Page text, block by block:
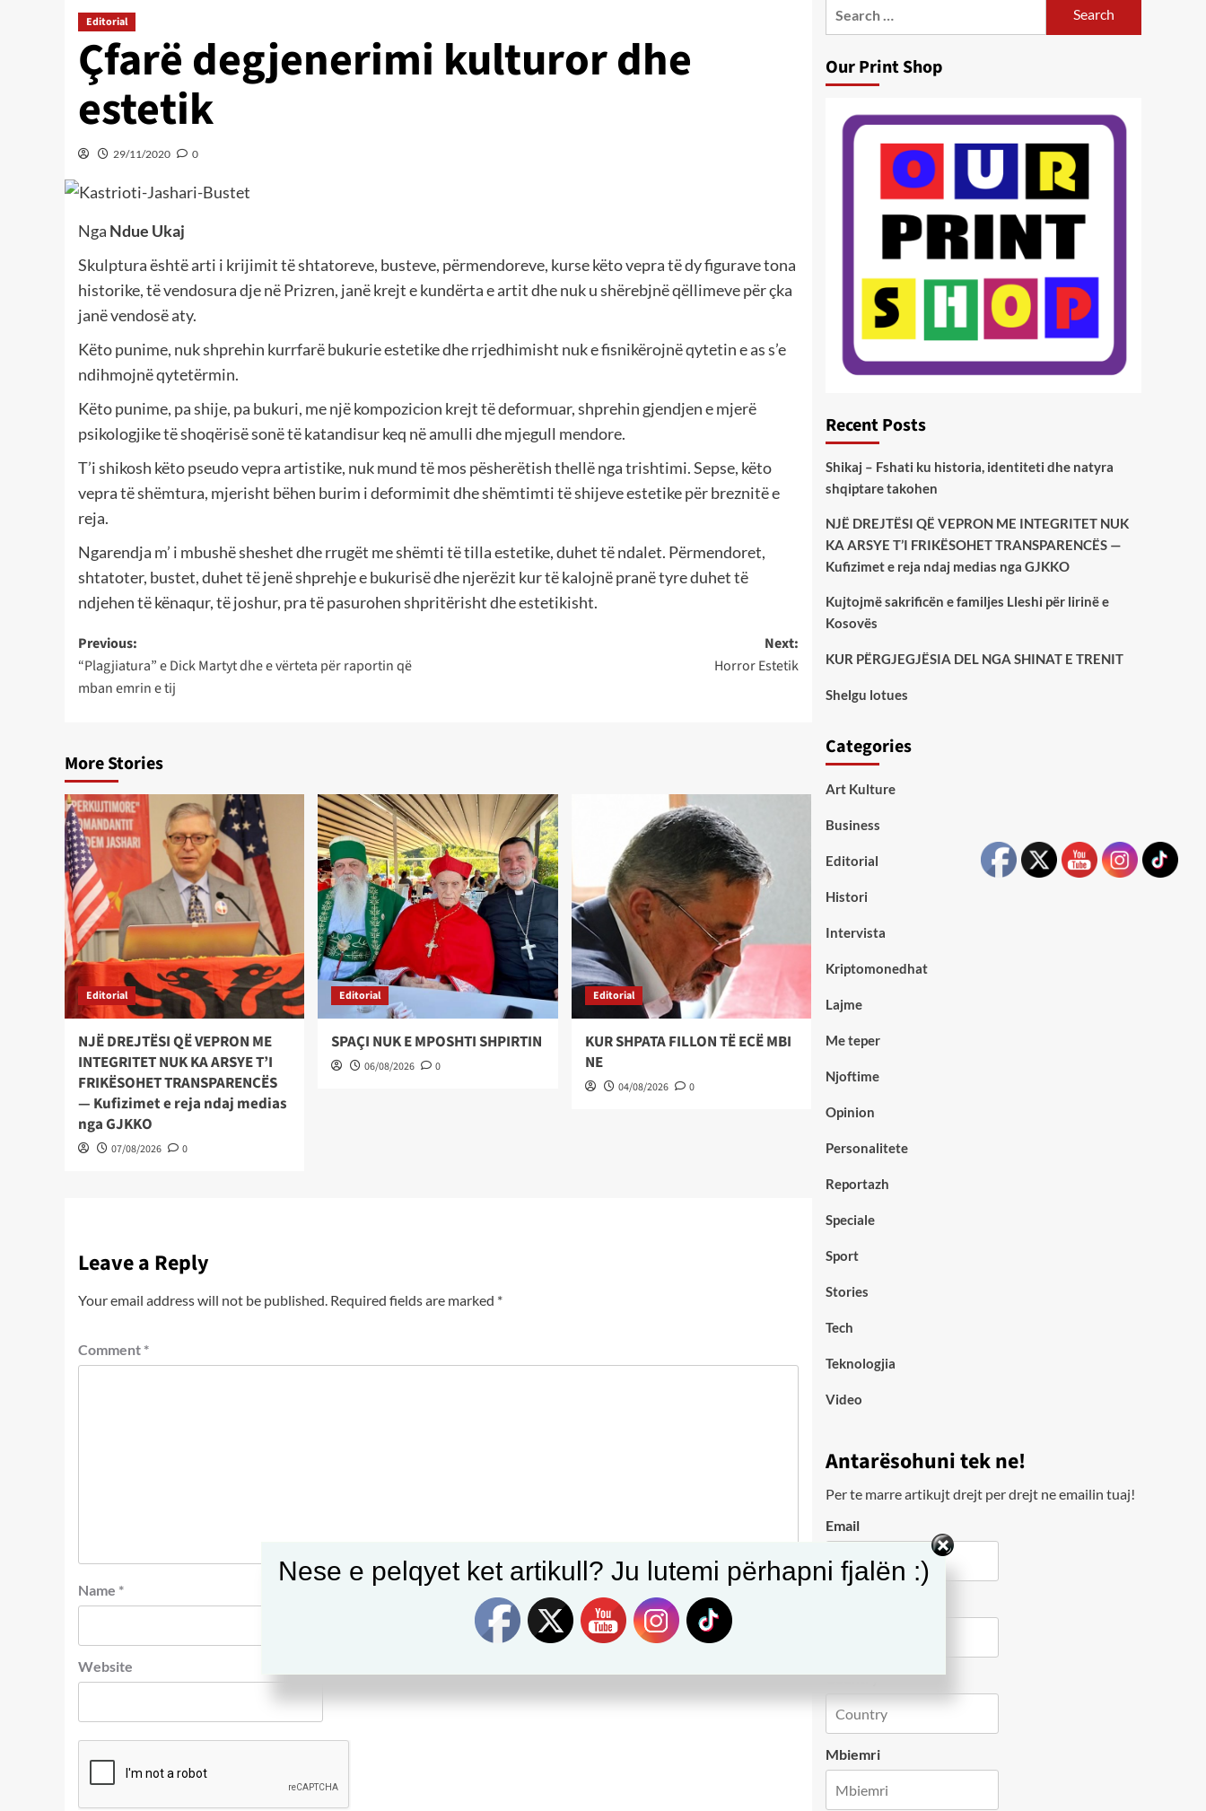
Editorial
Çfarë degjenerimi kulturor dhe
estetik
29/11/2020 0
Nga Ndue Ukaj
Skulptura është arti i krijimit të shtatoreve, busteve, përmendoreve, kurse këto vepra të dy figurave tona
historike, të vendosura dje në Prizren, janë krejt e kundërta e artit dhe nuk u shërebjnë qëllimeve për çka
janë vendosë aty.
Këto punime, nuk shprehin kurrfarë bukurie estetike dhe rrjedhimisht nuk e fisnikërojnë qytetin e as s’e
ndihmojnë qytetërmin.
Këto punime, pa shije, pa bukuri, me një kompozicion krejt të deformuar, shprehin gjendjen e mjerë
psikologjike të shoqërisë sonë të katandisur keq në amulli dhe mjegull mendore.
T’i shikosh këto pseudo vepra artistike, nuk mund të mos pësherëtish thellë nga trishtimi. Sepse, këto
vepra të shëmtura, mjerisht bëhen burim i deformimit dhe shëmtimti të shijeve estetike për breznitë e
reja.
Ngarendja m’ i mbushë sheshet dhe rrugët me shëmti të tilla estetike, duhet të ndalet. Përmendoret,
shtatoter, bustet, duhet të jenë shprehje e bukurisë dhe njerëzit kur të kalojnë pranë tyre duhet të
ndjehen të kënaqur, të joshur, pra të pasurohen shpritërisht dhe estetikisht.
Post
navigation
Previous:
“Plagjiatura” e Dick Martyt dhe e vërteta për raportin që
mban emrin e tij
Next:
Horror Estetik
More Stories
Editorial
NJË DREJTËSI QË VEPRON ME
INTEGRITET NUK KA ARSYE T’I
FRIKËSOHET TRANSPARENCËS
— Kufizimet e reja ndaj medias
nga GJKKO
07/08/2026 0
Editorial
SPAÇI NUK E MPOSHTI SHPIRTIN
06/08/2026 0
Editorial
KUR SHPATA FILLON TË ECË MBI
NE
04/08/2026 0
Leave a Reply
Your email address will not be published. Required fields are marked *
Comment *
Name *
Website
Our Print Shop
Recent Posts
Shikaj – Fshati ku historia, identiteti dhe natyra
shqiptare takohen
NJË DREJTËSI QË VEPRON ME INTEGRITET NUK
KA ARSYE T’I FRIKËSOHET TRANSPARENCËS —
Kufizimet e reja ndaj medias nga GJKKO
Kujtojmë sakrificën e familjes Lleshi për lirinë e
Kosovës
KUR PËRGJEGJËSIA DEL NGA SHINAT E TRENIT
Shelgu lotues
Categories
Art Kulture
Business
Editorial
Histori
Intervista
Kriptomonedhat
Lajme
Me teper
Njoftime
Opinion
Personalitete
Reportazh
Speciale
Sport
Stories
Tech
Teknologjia
Video
Antarësohuni tek ne!
Per te marre artikujt drejt per drejt ne emailin tuaj!
Email
Country
Mbiemri
Nese e pelqyet ket artikull? Ju lutemi përhapni fjalën :)